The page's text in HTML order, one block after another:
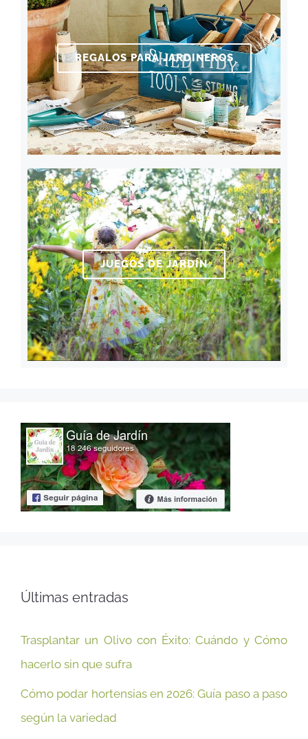
REGALOS PARA JARDINEROS
JUEGOS DE JARDÍN
Últimas entradas
Trasplantar un Olivo con Éxito: Cuándo y Cómo
hacerlo sin que sufra
Cómo podar hortensias en 2026: Guía paso a paso
según la variedad